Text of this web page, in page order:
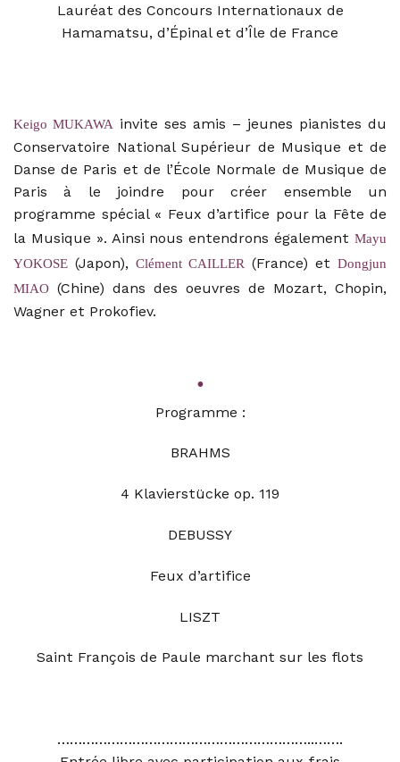
Lauréat des Concours Internationaux de
Hamamatsu, d’Épinal et d’Île de France
Keigo MUKAWA invite ses amis – jeunes pianistes du
Conservatoire National Supérieur de Musique et de
Danse de Paris et de l’École Normale de Musique de
Paris à le joindre pour créer ensemble un
programme spécial « Feux d’artifice pour la Fête de
la Musique ». Ainsi nous entendrons également Mayu
YOKOSE (Japon), Clément CAILLER (France) et Dongjun
MIAO (Chine) dans des oeuvres de Mozart, Chopin,
Wagner et Prokofiev.
•
Programme :
BRAHMS
4 Klavierstücke op. 119
DEBUSSY
Feux d’artifice
LISZT
Saint François de Paule marchant sur les flots
……………………………………………………..…….